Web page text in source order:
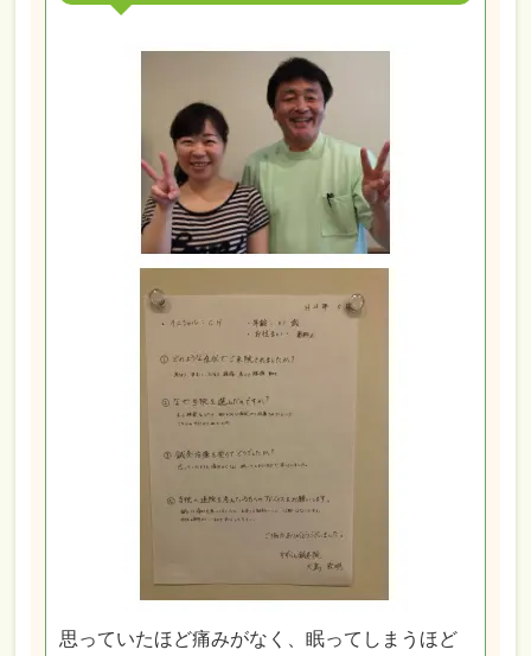
思っていたほど痛みがなく、眠ってしまうほど